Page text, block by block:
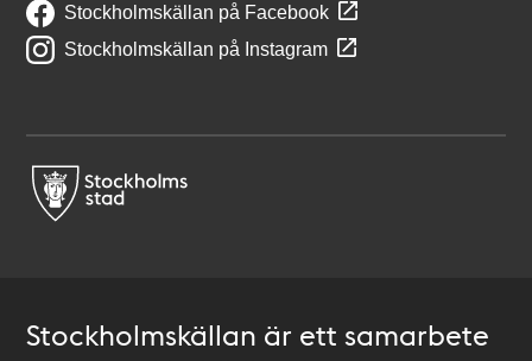
Stockholmskällan på Facebook
Stockholmskällan på Instagram
Stockholmskällan är ett samarbete